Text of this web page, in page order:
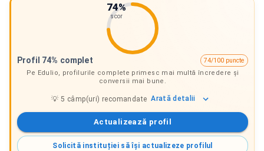
74%
scor
Profil 74% complet
74/100 puncte
Pe Edulio, profilurile complete primesc mai multă încredere și
conversii mai bune.
💡5 câmp(uri) recomandate Arată detalii
Actualizează profil
Solicită instituției să își actualizeze profilul